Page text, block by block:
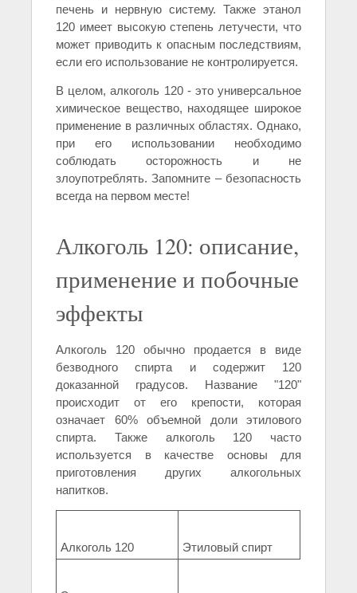
печень и нервную систему. Также этанол
120 имеет высокую степень летучести, что
может приводить к опасным последствиям,
если его использование не контролируется.
В целом, алкоголь 120 - это универсальное
химическое вещество, находящее широкое
применение в различных областях. Однако,
при его использовании необходимо
соблюдать осторожность и не
злоупотреблять. Запомните – безопасность
всегда на первом месте!
Алкоголь 120: описание,
применение и побочные
эффекты
Алкоголь 120 обычно продается в виде
безводного спирта и содержит 120
доказанной градусов. Название "120"
происходит от его крепости, которая
означает 60% объемной доли этилового
спирта. Также алкоголь 120 часто
используется в качестве основы для
приготовления других алкогольных
напитков.
Алкоголь 120 Этиловый спирт